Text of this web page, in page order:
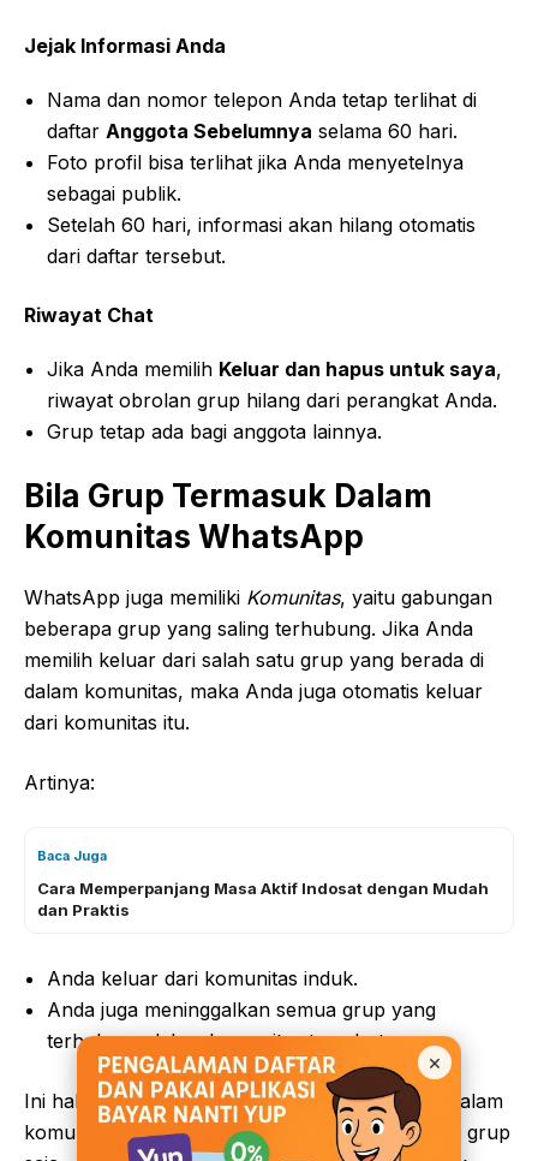
Jejak Informasi Anda
Nama dan nomor telepon Anda tetap terlihat di
daftar Anggota Sebelumnya selama 60 hari.
Foto profil bisa terlihat jika Anda menyetelnya
sebagai publik.
Setelah 60 hari, informasi akan hilang otomatis
dari daftar tersebut.
Riwayat Chat
Jika Anda memilih Keluar dan hapus untuk saya,
riwayat obrolan grup hilang dari perangkat Anda.
Grup tetap ada bagi anggota lainnya.
Bila Grup Termasuk Dalam
Komunitas WhatsApp
WhatsApp juga memiliki Komunitas, yaitu gabungan
beberapa grup yang saling terhubung. Jika Anda
memilih keluar dari salah satu grup yang berada di
dalam komunitas, maka Anda juga otomatis keluar
dari komunitas itu.
Artinya:
Baca Juga
Cara Memperpanjang Masa Aktif Indosat dengan Mudah
dan Praktis
Anda keluar dari komunitas induk.
Anda juga meninggalkan semua grup yang
terhubung dalam komunitas tersebut.
Ini hal penting bagi pengguna yang ingin tetap dalam
komunitas tertentu namun ingin keluar dari satu grup
×